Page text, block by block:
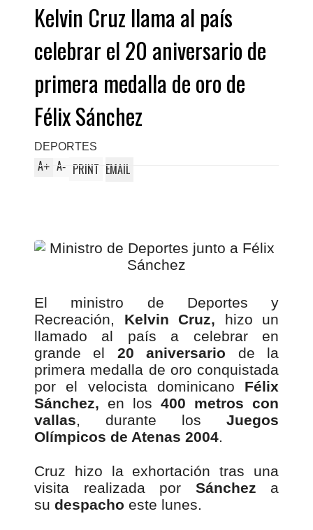
Kelvin Cruz llama al país
celebrar el 20 aniversario de
primera medalla de oro de
Félix Sánchez
DEPORTES
A+ A- PRINT EMAIL
El ministro de Deportes y
Recreación, Kelvin Cruz, hizo un
llamado al país a celebrar en
grande el 20 aniversario de la
primera medalla de oro conquistada
por el velocista dominicano Félix
Sánchez, en los 400 metros con
vallas, durante los Juegos
Olímpicos de Atenas 2004.
Cruz hizo la exhortación tras una
visita realizada por Sánchez a
su despacho este lunes.